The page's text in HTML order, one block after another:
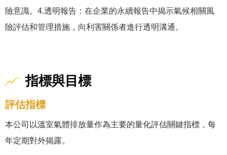
險意識。4.透明報告：在企業的永續報告中揭示氣候相關風
險評估和管理措施，向利害關係者進行透明溝通。
指標與目標
評估指標
本公司以溫室氣體排放量作為主要的量化評估關鍵指標，每
年定期對外揭露。